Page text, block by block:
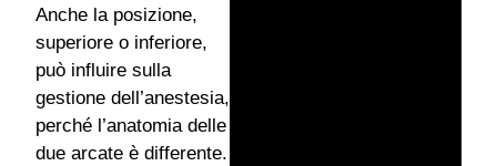
Anche la posizione,
superiore o inferiore,
può influire sulla
gestione dell’anestesia,
perché l’anatomia delle
due arcate è differente.